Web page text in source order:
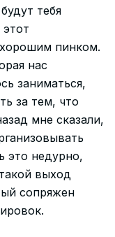
тебя
пинком.
нас
заниматься,
за тем, что
мне сказали,
это недурно,
выход
сопряжен